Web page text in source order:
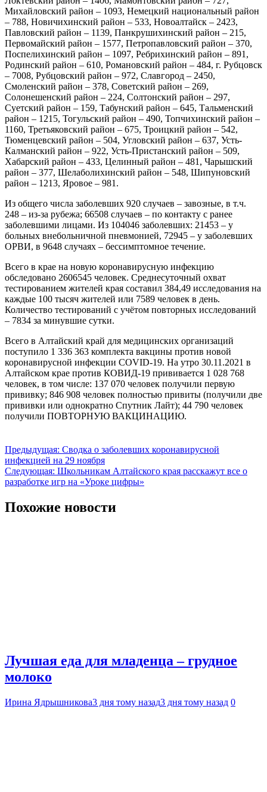
Михайловский район – 1093, Немецкий национальный район
– 788, Новичихинский район – 533, Новоалтайск – 2423,
Павловский район – 1139, Панкрушихинский район – 215,
Первомайский район – 1577, Петропавловский район – 370,
Поспелихинский район – 1097, Ребрихинский район – 891,
Родинский район – 610, Романовский район – 484, г. Рубцовск
– 7008, Рубцовский район – 972, Славгород – 2450,
Смоленский район – 378, Советский район – 269,
Солонешенский район – 224, Солтонский район – 297,
Суетский район – 159, Табунский район – 645, Тальменский
район – 1215, Тогульский район – 490, Топчихинский район –
1160, Третьяковский район – 675, Троицкий район – 542,
Тюменцевский район – 504, Угловский район – 637, Усть-
Калманский район – 922, Усть-Пристанский район – 509,
Хабарский район – 433, Целинный район – 481, Чарышский
район – 377, Шелаболихинский район – 548, Шипуновский
район – 1213, Яровое – 981.
Из общего числа заболевших 920 случаев – завозные, в т.ч.
248 – из-за рубежа; 66508 случаев – по контакту с ранее
заболевшими лицами. Из 104046 заболевших: 21453 – у
больных внебольничной пневмонией, 72945 – у заболевших
ОРВИ, в 9648 случаях – бессимптомное течение.
Всего в крае на новую коронавирусную инфекцию
обследовано 2606545 человек. Среднесуточный охват
тестированием жителей края составил 384,49 исследования на
каждые 100 тысяч жителей или 7589 человек в день.
Количество тестирований с учётом повторных исследований
– 7834 за минувшие сутки.
Всего в Алтайский край для медицинских организаций
поступило 1 336 363 комплекта вакцины против новой
коронавирусной инфекции COVID-19. На утро 30.11.2021 в
Алтайском крае против КОВИД-19 прививается 1 028 768
человек, в том числе: 137 070 человек получили первую
прививку; 846 908 человек полностью привиты (получили две
прививки или однократно Спутник Лайт); 44 790 человек
получили ПОВТОРНУЮ ВАКЦИНАЦИЮ.
Навигация
по
записям
Предыдущая: Сводка о заболевших коронавирусной
инфекцией на 29 ноября
Следующая: Школьникам Алтайского края расскажут все о
разработке игр на «Уроке цифры»
Похожие новости
Лучшая еда для младенца – грудное
молоко
Ирина Ядрышникова3 дня тому назад3 дня тому назад 0